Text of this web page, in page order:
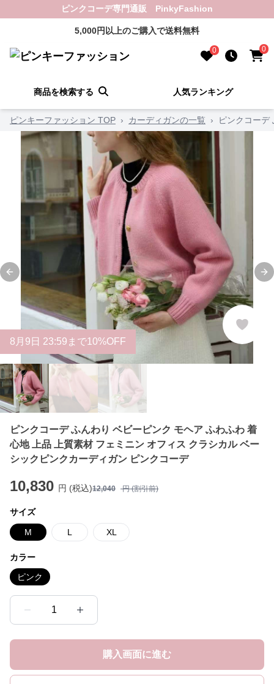
ピンクコーデ専門通販 PinkyFashion
5,000円以上のご購入で送料無料
0 0
商品を検索する 人気ランキング
ピンキーファッション TOP › カーディガンの一覧 › ピンクコーデ
Previous slide
8 月 9 日 23:59まで10%OFF
ピンクコーデ ふんわり ベビーピンク モヘア ふわふわ 着
心地 上品 上質素材 フェミニン オフィス クラシカル ベー
シックピンクカーディガン ピンクコーデ
10,830 円 (税込)12,040 円 (割引前)
サイズ
M L XL
カラー
ピンク
1
購入画面に進む